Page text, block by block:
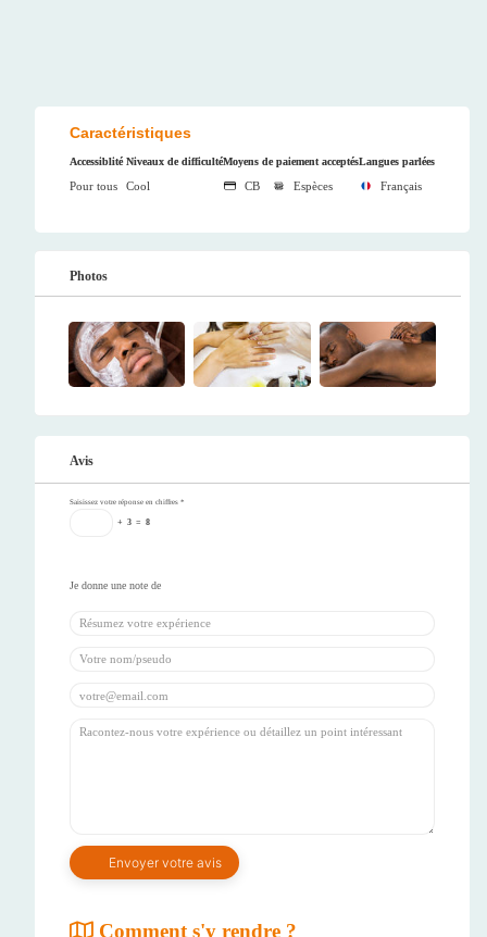
Caractéristiques
Accessiblité
Pour tous
Niveaux de difficulté
Cool
Moyens de paiement acceptés
CB Espèces
Langues parlées
Français
Photos
Avis
Saisissez votre réponse en chiffres *
+ 3 = 8
Comment s'y rendre ?